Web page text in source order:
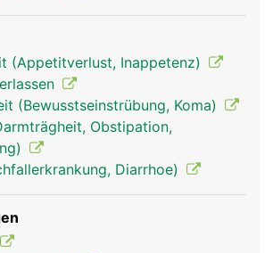
(Appetitverlust, Inappetenz)
(Bewusstseinstrübung, Koma)
Obstipation,
Diarrhoe)